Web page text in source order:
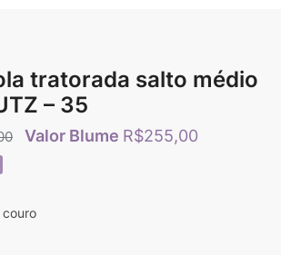
tratorada salto médio
– 35
R$255,00
couro